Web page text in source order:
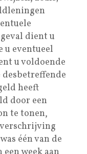
dient u
u eventueel
u voldoende
heeft
door een
te tonen,
één van de